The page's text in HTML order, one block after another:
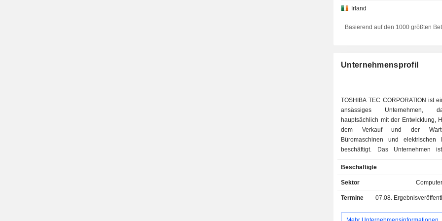
Irland
Basierend auf den 1000 größten
Unternehmensprofil
TOSHIBA TEC CORPORATION ist
ansässiges Unternehmen,
hauptsächlich mit der Entwicklung,
dem Verkauf und der
Büromaschinen und elektrischen
beschäftigt. Das Unternehmen
Solutions befasst sich mit der
Herstellung, dem Verkauf und der
inländischen und
Markt, Auto-Identifikationssystemen
Beschäftigte
Sektor
Termine 07.08.